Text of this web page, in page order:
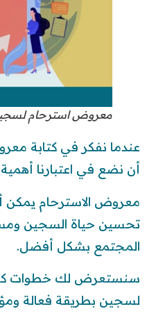
معروض استرحام
عندما نفكر في كتابة
أن نضع في اعتبارنا
معروض الاسترحام يمكن
تحسين حياة السجين
المجتمع بشكل أفضل.
سنستعرض لك خطوات
لسجين بطريقة فعالة